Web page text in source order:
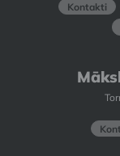
Kontakti